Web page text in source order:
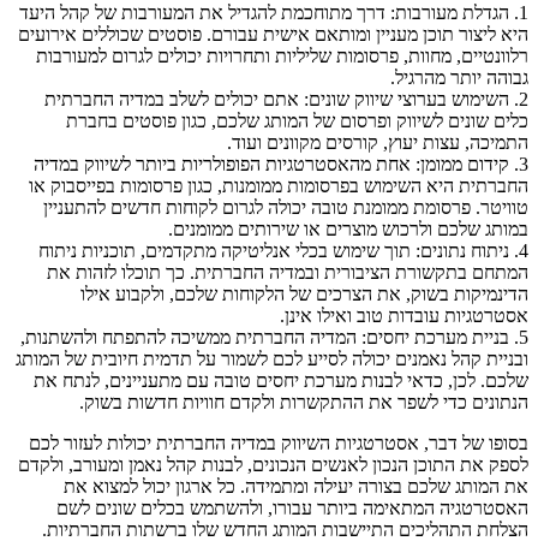
1. הגדלת מעורבות: דרך מתוחכמת להגדיל את המעורבות של קהל היעד
היא ליצור תוכן מעניין ומותאם אישית עבורם. פוסטים שכוללים אירועים
רלוונטיים, מחוות, פרסומות שליליות ותחרויות יכולים לגרום למעורבות
גבוהה יותר מהרגיל.
2. השימוש בערוצי שיווק שונים: אתם יכולים לשלב במדיה החברתית
כלים שונים לשיווק ופרסום של המותג שלכם, כגון פוסטים בחברת
התמיכה, עצות יעוץ, קורסים מקוונים ועוד.
3. קידום ממומן: אחת מהאסטרטגיות הפופולריות ביותר לשיווק במדיה
החברתית היא השימוש בפרסומות ממומנות, כגון פרסומות בפייסבוק או
טוויטר. פרסומת ממומנת טובה יכולה לגרום לקוחות חדשים להתעניין
במותג שלכם ולרכוש מוצרים או שירותים ממומנים.
4. ניתוח נתונים: תוך שימוש בכלי אנליטיקה מתקדמים, תוכניות ניתוח
המתחם בתקשורת הציבורית ובמדיה החברתית. כך תוכלו לזהות את
הדינמיקות בשוק, את הצרכים של הלקוחות שלכם, ולקבוע אילו
אסטרטגיות עובדות טוב ואילו אינן.
5. בניית מערכת יחסים: המדיה החברתית ממשיכה להתפתח ולהשתנות,
ובניית קהל נאמנים יכולה לסייע לכם לשמור על תדמית חיובית של המותג
שלכם. לכן, כדאי לבנות מערכת יחסים טובה עם מתעניינים, לנתח את
הנתונים כדי לשפר את ההתקשרות ולקדם חוויות חדשות בשוק.
בסופו של דבר, אסטרטגיות השיווק במדיה החברתית יכולות לעזור לכם
לספק את התוכן הנכון לאנשים הנכונים, לבנות קהל נאמן ומעורב, ולקדם
את המותג שלכם בצורה יעילה ומתמידה. כל ארגון יכול למצוא את
האסטרטגיה המתאימה ביותר עבורו, ולהשתמש בכלים שונים לשם
הצלחת התהליכים התיישבות המותג החדש שלו ברשתות החברתיות.